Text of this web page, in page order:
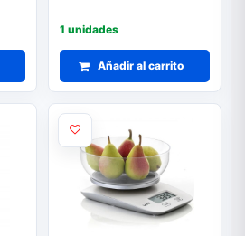
1 unidades
Añadir al carrito